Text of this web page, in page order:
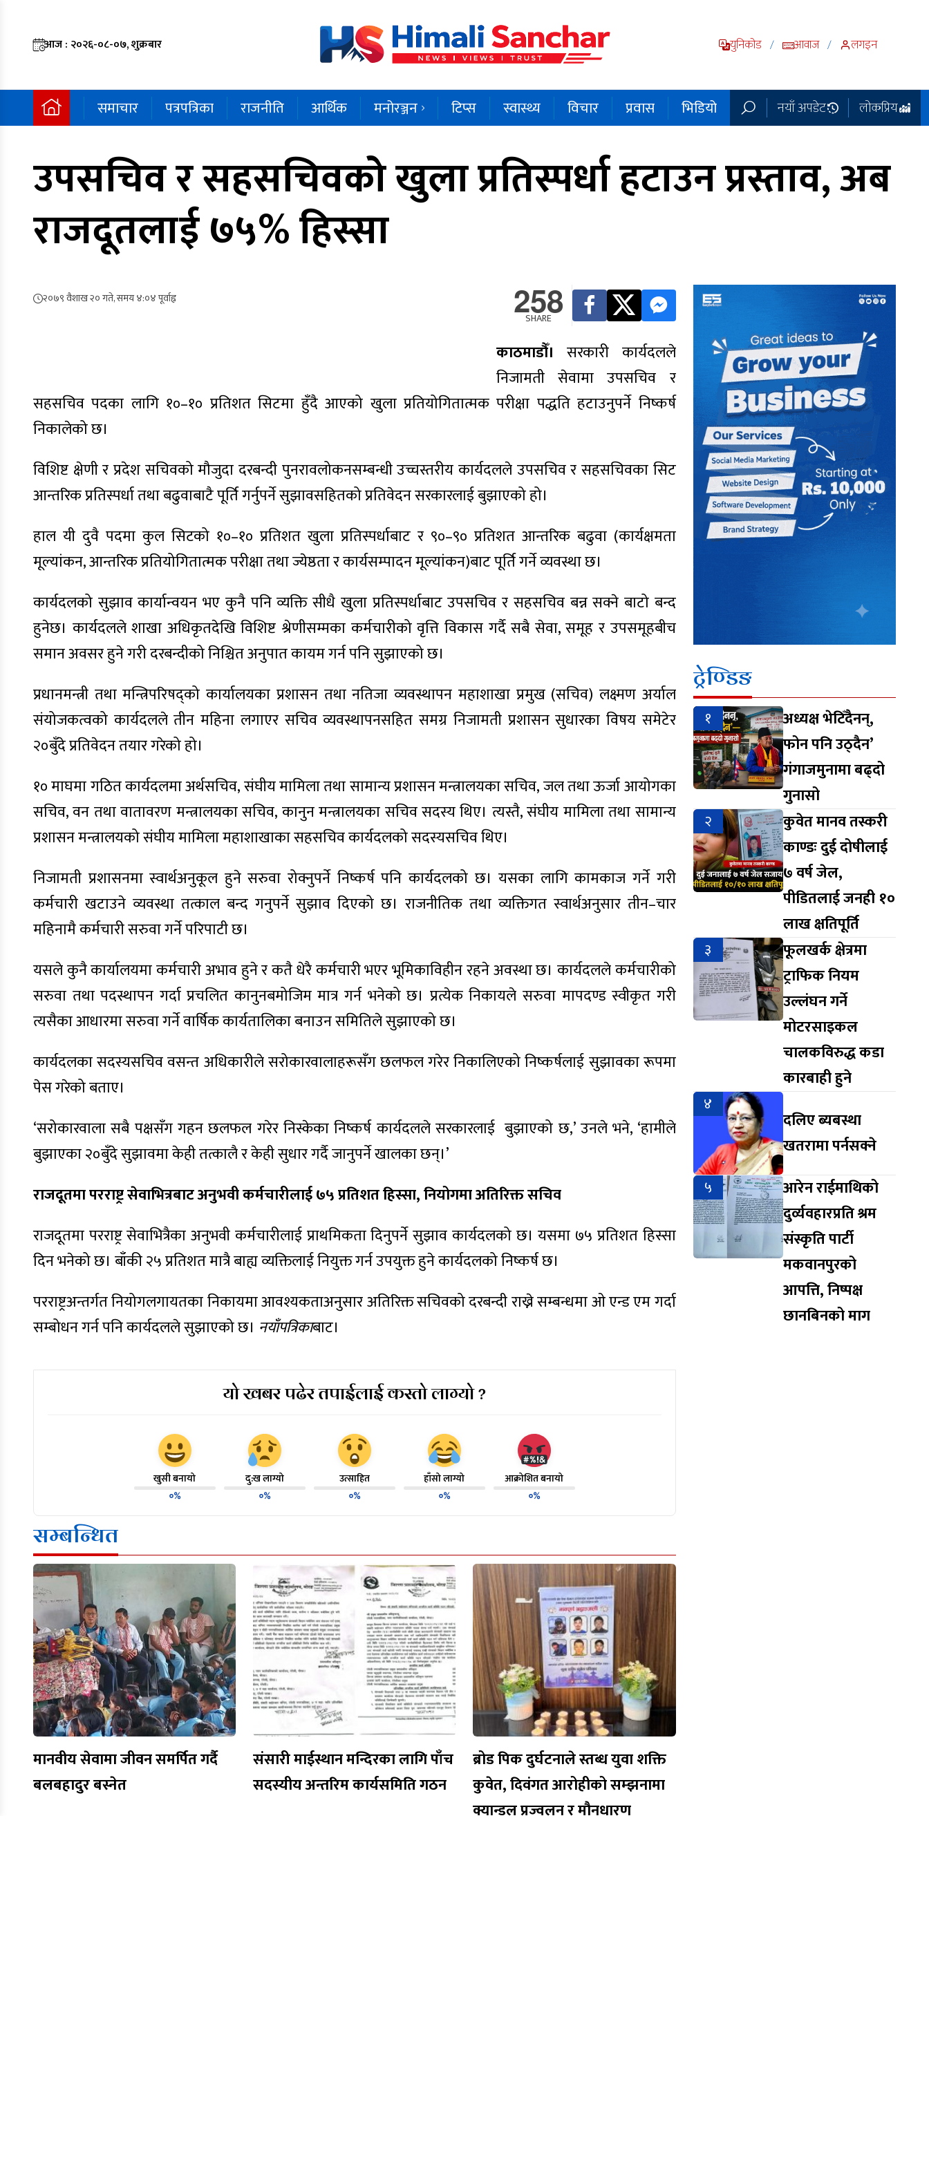
आज : २०२६-०८-०७, शुक्रबार युनिकोड / आवाज / लगइन
समाचार पत्रपत्रिका राजनीति आर्थिक मनोरञ्जन टिप्स स्वास्थ्य विचार प्रवास भिडियो नयाँ अपडेट लोकप्रिय
उपसचिव र सहसचिवको खुला प्रतिस्पर्धा हटाउन प्रस्ताव, अब
राजदूतलाई ७५% हिस्सा
२०७९ वैशाख २० गते, समय ४:०४ पूर्वाह्न 258
SHARE
काठमाडौँ। सरकारी कार्यदलले
निजामती सेवामा उपसचिव र
सहसचिव पदका लागि १०–१० प्रतिशत सिटमा हुँदै आएको खुला प्रतियोगितात्मक परीक्षा पद्धति हटाउनुपर्ने निष्कर्ष
निकालेको छ।
विशिष्ट क्षेणी र प्रदेश सचिवको मौजुदा दरबन्दी पुनरावलोकनसम्बन्धी उच्चस्तरीय कार्यदलले उपसचिव र सहसचिवका सिट
आन्तरिक प्रतिस्पर्धा तथा बढुवाबाटै पूर्ति गर्नुपर्ने सुझावसहितको प्रतिवेदन सरकारलाई बुझाएको हो।
हाल यी दुवै पदमा कुल सिटको १०–१० प्रतिशत खुला प्रतिस्पर्धाबाट र ९०–९० प्रतिशत आन्तरिक बढुवा (कार्यक्षमता
मूल्यांकन, आन्तरिक प्रतियोगितात्मक परीक्षा तथा ज्येष्ठता र कार्यसम्पादन मूल्यांकन)बाट पूर्ति गर्ने व्यवस्था छ।
कार्यदलको सुझाव कार्यान्वयन भए कुनै पनि व्यक्ति सीधै खुला प्रतिस्पर्धाबाट उपसचिव र सहसचिव बन्न सक्ने बाटो बन्द
हुनेछ। कार्यदलले शाखा अधिकृतदेखि विशिष्ट श्रेणीसम्मका कर्मचारीको वृत्ति विकास गर्दै सबै सेवा, समूह र उपसमूहबीच
समान अवसर हुने गरी दरबन्दीको निश्चित अनुपात कायम गर्न पनि सुझाएको छ।
प्रधानमन्त्री तथा मन्त्रिपरिषद्को कार्यालयका प्रशासन तथा नतिजा व्यवस्थापन महाशाखा प्रमुख (सचिव) लक्ष्मण अर्याल
संयोजकत्वको कार्यदलले तीन महिना लगाएर सचिव व्यवस्थापनसहित समग्र निजामती प्रशासन सुधारका विषय समेटेर
२०बुँदे प्रतिवेदन तयार गरेको हो।
१० माघमा गठित कार्यदलमा अर्थसचिव, संघीय मामिला तथा सामान्य प्रशासन मन्त्रालयका सचिव, जल तथा ऊर्जा आयोगका
सचिव, वन तथा वातावरण मन्त्रालयका सचिव, कानुन मन्त्रालयका सचिव सदस्य थिए। त्यस्तै, संघीय मामिला तथा सामान्य
प्रशासन मन्त्रालयको संघीय मामिला महाशाखाका सहसचिव कार्यदलको सदस्यसचिव थिए।
निजामती प्रशासनमा स्वार्थअनुकूल हुने सरुवा रोक्नुपर्ने निष्कर्ष पनि कार्यदलको छ। यसका लागि कामकाज गर्ने गरी
कर्मचारी खटाउने व्यवस्था तत्काल बन्द गनुपर्ने सुझाव दिएको छ। राजनीतिक तथा व्यक्तिगत स्वार्थअनुसार तीन–चार
महिनामै कर्मचारी सरुवा गर्ने परिपाटी छ।
यसले कुनै कार्यालयमा कर्मचारी अभाव हुने र कतै धेरै कर्मचारी भएर भूमिकाविहीन रहने अवस्था छ। कार्यदलले कर्मचारीको
सरुवा तथा पदस्थापन गर्दा प्रचलित कानुनबमोजिम मात्र गर्न भनेको छ। प्रत्येक निकायले सरुवा मापदण्ड स्वीकृत गरी
त्यसैका आधारमा सरुवा गर्ने वार्षिक कार्यतालिका बनाउन समितिले सुझाएको छ।
कार्यदलका सदस्यसचिव वसन्त अधिकारीले सरोकारवालाहरूसँग छलफल गरेर निकालिएको निष्कर्षलाई सुझावका रूपमा
पेस गरेको बताए।
‘सरोकारवाला सबै पक्षसँग गहन छलफल गरेर निस्केका निष्कर्ष कार्यदलले सरकारलाई बुझाएको छ,’ उनले भने, ‘हामीले
बुझाएका २०बुँदे सुझावमा केही तत्कालै र केही सुधार गर्दै जानुपर्ने खालका छन्।’
राजदूतमा परराष्ट्र सेवाभित्रबाट अनुभवी कर्मचारीलाई ७५ प्रतिशत हिस्सा, नियोगमा अतिरिक्त सचिव
राजदूतमा परराष्ट्र सेवाभित्रैका अनुभवी कर्मचारीलाई प्राथमिकता दिनुपर्ने सुझाव कार्यदलको छ। यसमा ७५ प्रतिशत हिस्सा
दिन भनेको छ। बाँकी २५ प्रतिशत मात्रै बाह्य व्यक्तिलाई नियुक्त गर्न उपयुक्त हुने कार्यदलको निष्कर्ष छ।
परराष्ट्रअन्तर्गत नियोगलगायतका निकायमा आवश्यकताअनुसार अतिरिक्त सचिवको दरबन्दी राख्ने सम्बन्धमा ओ एन्ड एम गर्दा
सम्बोधन गर्न पनि कार्यदलले सुझाएको छ। नयाँपत्रिकाबाट।
यो खबर पढेर तपाईलाई कस्तो लाग्यो ?
खुसी बनायो
०%
दु:ख लाग्यो
०%
उत्साहित
०%
हाँसो लाग्यो
०%
आक्रोशित बनायो
०%
सम्बन्धित
मानवीय सेवामा जीवन समर्पित गर्दै
बलबहादुर बस्नेत
संसारी माईस्थान मन्दिरका लागि पाँच
सदस्यीय अन्तरिम कार्यसमिति गठन
ब्रोड पिक दुर्घटनाले स्तब्ध युवा शक्ति
कुवेत, दिवंगत आरोहीको सम्झनामा
क्यान्डल प्रज्वलन र मौनधारण
ट्रेण्डिङ
१
अध्यक्ष भेटिँदैनन्,
फोन पनि उठ्दैन’
गंगाजमुनामा बढ्दो
गुनासो
२
कुवेत मानव तस्करी
काण्डः दुई दोषीलाई
७ वर्ष जेल,
पीडितलाई जनही १०
लाख क्षतिपूर्ति
३
फूलखर्क क्षेत्रमा
ट्राफिक नियम
उल्लंघन गर्ने
मोटरसाइकल
चालकविरुद्ध कडा
कारबाही हुने
४
दलिए ब्यबस्था
खतरामा पर्नसक्ने
५
आरेन राईमाथिको
दुर्व्यवहारप्रति श्रम
संस्कृति पार्टी
मकवानपुरको
आपत्ति, निष्पक्ष
छानबिनको माग